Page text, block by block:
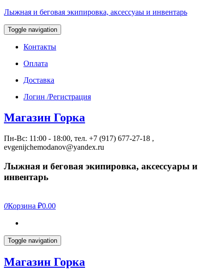
Лыжная и беговая экипировка, аксессуаы и инвентарь
Toggle navigation
Контакты
Оплата
Доставка
Логин /Регистрация
Магазин Горка
Пн-Вс: 11:00 - 18:00, тел. +7 (917) 677-27-18 ,
evgenijchemodanov@yandex.ru
Лыжная и беговая экипировка, аксессуары и
инвентарь
0Корзина ₽0.00
Toggle navigation
Магазин Горка